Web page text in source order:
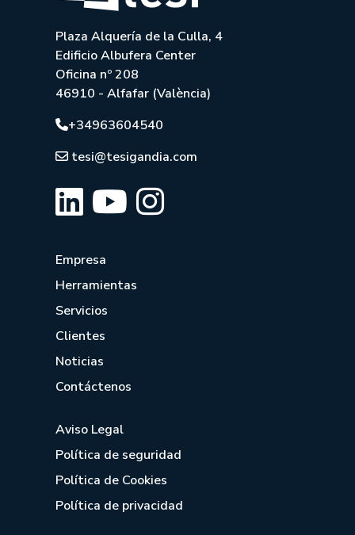
Plaza Alquería de la Culla, 4
Edificio Albufera Center
Oficina nº 208
46910 - Alfafar (València)
+34963604540
tesi@tesigandia.com
Empresa
Herramientas
Servicios
Clientes
Noticias
Contáctenos
Aviso Legal
Política de seguridad
Política de Cookies
Política de privacidad